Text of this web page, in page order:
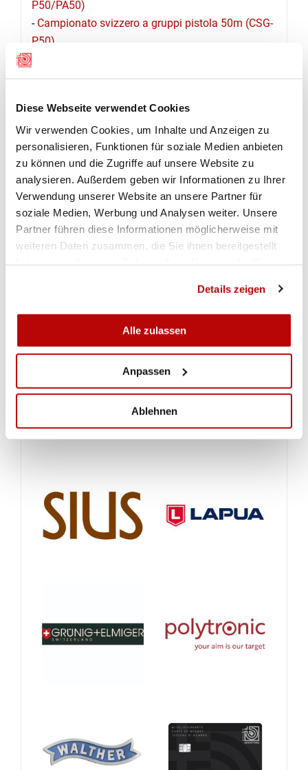
Diese Webseite verwendet Cookies
Wir verwenden Cookies, um Inhalte und Anzeigen zu
personalisieren, Funktionen für soziale Medien anbieten
zu können und die Zugriffe auf unsere Website zu
analysieren. Außerdem geben wir Informationen zu Ihrer
Verwendung unserer Website an unsere Partner für
soziale Medien, Werbung und Analysen weiter. Unsere
Partner führen diese Informationen möglicherweise mit
weiteren Daten zusammen, die Sie ihnen bereitgestellt
Details zeigen
Alle zulassen
Anpassen
Ablehnen
P50/PA50)
- Campionato svizzero a gruppi pistola 50m (CSG-
P50)
pistola 25/50m (CSS-300/25/50)
Le gare con la pistola 50m si svolgono anche
alTiro federale in campagna , alCampionato
individuale per Juniores+Veterani (JU+VE),
aiShooting Masters ed aiCampionati svizzeri
outdoor.